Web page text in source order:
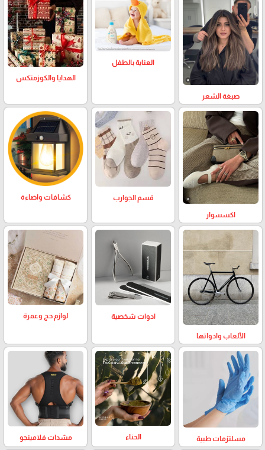
صبغة الشعر
العناية بالطفل
الهدايا والكوزمتكس
اكسسوار
قسم الجوارب كشافات واضاءة
الألعاب وادواتها
ادوات شخصية لوازم حج وعمرة
مسلتزمات طبية الحناء مشدات فلامينجو